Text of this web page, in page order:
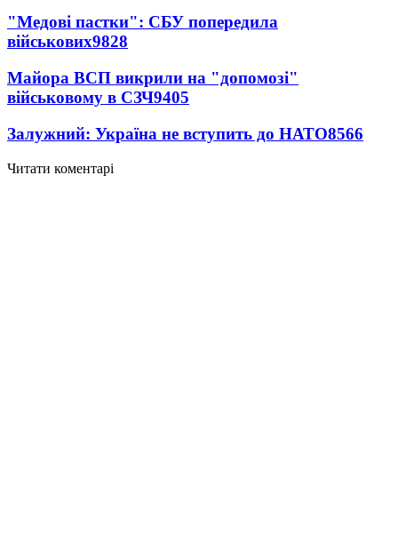
"Медові пастки": СБУ попередила
військових9828
Майора ВСП викрили на "допомозі"
військовому в СЗЧ9405
Залужний: Україна не вступить до НАТО8566
Читати коментарі